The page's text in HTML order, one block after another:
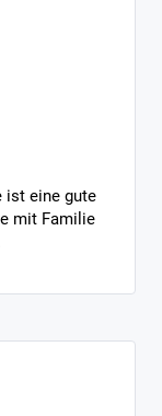
ist eine gute
mit Familie